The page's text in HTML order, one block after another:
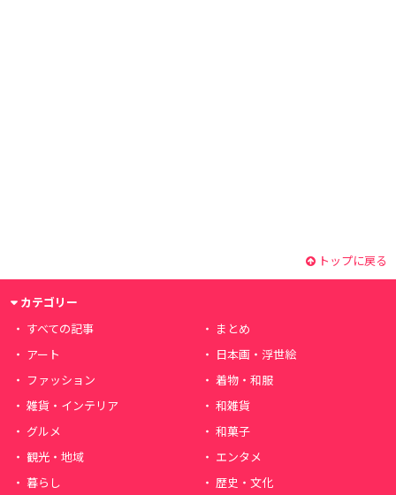
トップに戻る
カテゴリー
すべての記事
まとめ
アート
日本画・浮世絵
ファッション
着物・和服
雑貨・インテリア
和雑貨
グルメ
和菓子
観光・地域
エンタメ
暮らし
歴史・文化